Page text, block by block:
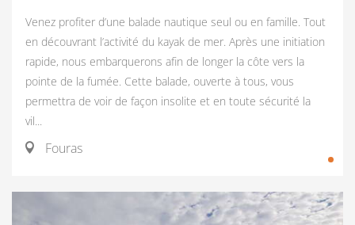
Venez profiter d’une balade nautique seul ou en famille. Tout
en découvrant l’activité du kayak de mer. Après une initiation
rapide, nous embarquerons afin de longer la côte vers la
pointe de la fumée. Cette balade, ouverte à tous, vous
permettra de voir de façon insolite et en toute sécurité la
vil...
Fouras